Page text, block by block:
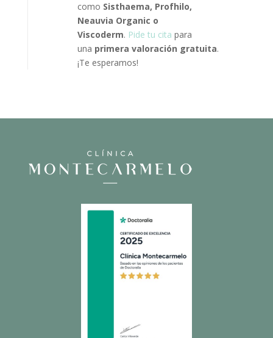
como Sisthaema, Profhilo,
Neauvia Organic o
Viscoderm. Pide tu cita para
una primera valoración gratuita.
¡Te esperamos!